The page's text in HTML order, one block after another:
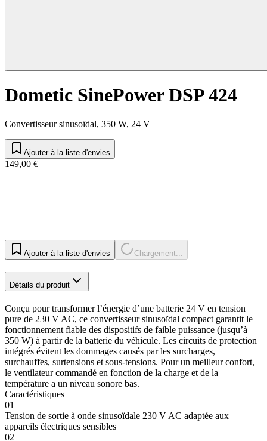
Dometic SinePower DSP 424
Convertisseur sinusoïdal, 350 W, 24 V
Ajouter à la liste d'envies
149,00 €
Ajouter à la liste d'envies Chargement...
Détails du produit
Conçu pour transformer l’énergie d’une batterie 24 V en tension
pure de 230 V AC, ce convertisseur sinusoïdal compact garantit le
fonctionnement fiable des dispositifs de faible puissance (jusqu’à
350 W) à partir de la batterie du véhicule. Les circuits de protection
intégrés évitent les dommages causés par les surcharges,
surchauffes, surtensions et sous-tensions. Pour un meilleur confort,
le ventilateur commandé en fonction de la charge et de la
température a un niveau sonore bas.
Caractéristiques
01
Tension de sortie à onde sinusoïdale 230 V AC adaptée aux
appareils électriques sensibles
02